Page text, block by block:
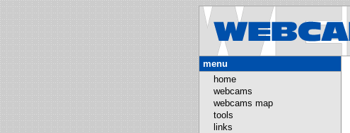
menu
home
webcams
webcams map
tools
links